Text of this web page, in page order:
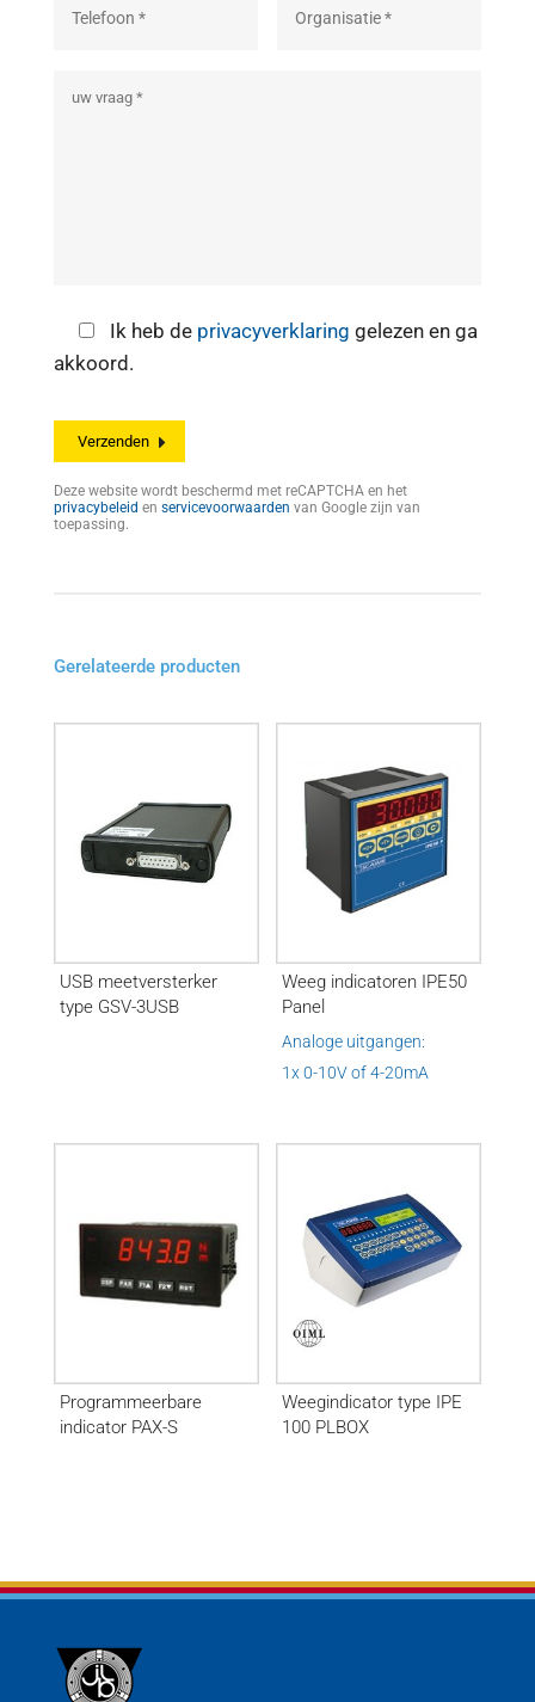
Ik heb de privacyverklaring gelezen en ga
akkoord.
Deze website wordt beschermd met reCAPTCHA en het
privacybeleid en servicevoorwaarden van Google zijn van
toepassing.
Gerelateerde producten
USB meetversterker
type GSV-3USB
Weeg indicatoren IPE50
Panel
Analoge uitgangen:
1x 0-10V of 4-20mA
Programmeerbare
indicator PAX-S
Weegindicator type IPE
100 PLBOX